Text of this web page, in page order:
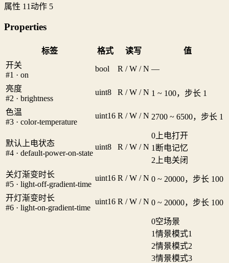
属性 11动作 5
Properties
标签 格式 读写
值
开关
#1 · on
bool R / W / N —
亮度
#2 · brightness
uint8 R / W / N 1 ~ 100，步长 1
色温
#3 · color-temperature
uint16 R / W / N 2700 ~ 6500，步长 1
默认上电状态
#4 · default-power-on-state
uint8 R / W / N
0 上电打开
1 断电记忆
2 上电关闭
关灯渐变时长
#5 · light-off-gradient-time
uint16 R / W / N 0 ~ 20000，步长 100
开灯渐变时长
#6 · light-on-gradient-time
uint16 R / W / N 0 ~ 20000，步长 100
0空场景
1情景模式1
2情景模式2
3情景模式3